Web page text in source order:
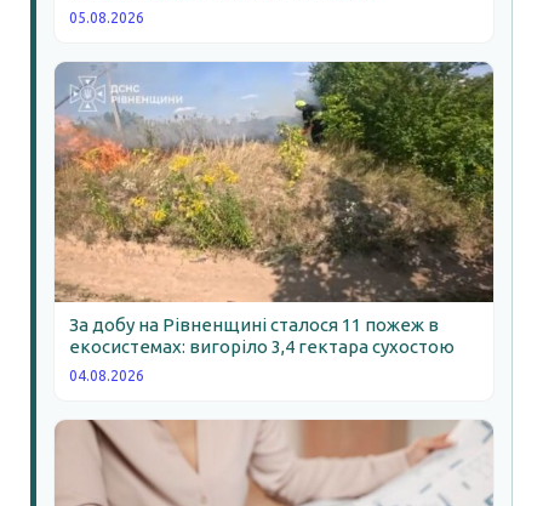
05.08.2026
За добу на Рівненщині сталося 11 пожеж в
екосистемах: вигоріло 3,4 гектара сухостою
04.08.2026